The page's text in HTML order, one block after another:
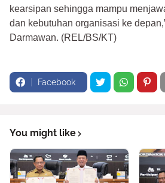
kearsipan sehingga mampu
dan kebutuhan organisasi ke
Darmawan. (REL/BS/KT)
Facebook
You might like